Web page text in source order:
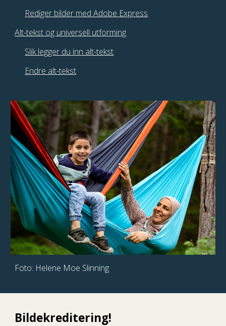
Rediger bilder med Adobe Express
Alt-tekst og universell utforming
Slik legger du inn alt-tekst
Endre alt-tekst
Foto: Helene Moe Slinning
Bildekreditering!